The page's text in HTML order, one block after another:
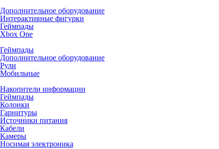
Дополнительное оборудование
Интерактивные фигурки
Геймпады
Xbox One
Геймпады
Дополнительное оборудование
Рули
Мобильные
Накопители информации
Геймпады
Колонки
Гарнитуры
Источники питания
Кабели
Камеры
Носимая электроника